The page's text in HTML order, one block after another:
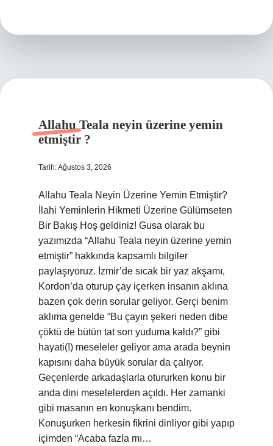
Allahu Teala neyin üzerine yemin
etmiştir ?
Tarih: Ağustos 3, 2026
Allahu Teala Neyin Üzerine Yemin Etmiştir?
İlahi Yeminlerin Hikmeti Üzerine Gülümseten
Bir Bakış Hoş geldiniz! Gusa olarak bu
yazımızda “Allahu Teala neyin üzerine yemin
etmiştir” hakkında kapsamlı bilgiler
paylaşıyoruz. İzmir’de sıcak bir yaz akşamı,
Kordon’da oturup çay içerken insanın aklına
bazen çok derin sorular geliyor. Gerçi benim
aklıma genelde “Bu çayın şekeri neden dibe
çöktü de bütün tat son yuduma kaldı?” gibi
hayati(!) meseleler geliyor ama arada beynin
kapısını daha büyük sorular da çalıyor.
Geçenlerde arkadaşlarla otururken konu bir
anda dini meselelerden açıldı. Her zamanki
gibi masanın en konuşkanı bendim.
Konuşurken herkesin fikrini dinliyor gibi yapıp
içimden “Acaba fazla mı…